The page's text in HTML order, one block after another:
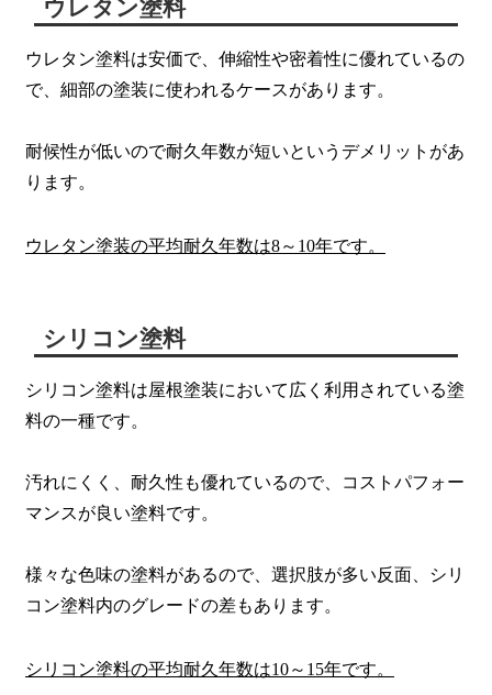
ウレタン塗料
ウレタン塗料は安価で、伸縮性や密着性に優れているの
で、細部の塗装に使われるケースがあります。
耐候性が低いので耐久年数が短いというデメリットがあ
ります。
ウレタン塗装の平均耐久年数は8～10年です。
シリコン塗料
シリコン塗料は屋根塗装において広く利用されている塗
料の一種です。
汚れにくく、耐久性も優れているので、コストパフォー
マンスが良い塗料です。
様々な色味の塗料があるので、選択肢が多い反面、シリ
コン塗料内のグレードの差もあります。
シリコン塗料の平均耐久年数は10～15年です。